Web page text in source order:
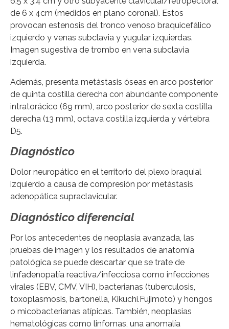
de 6 x 4cm (medidos en plano coronal). Estos
provocan estenosis del tronco venoso braquicefálico
izquierdo y venas subclavia y yugular izquierdas.
Imagen sugestiva de trombo en vena subclavia
izquierda.
Además, presenta metástasis óseas en arco posterior
de quinta costilla derecha con abundante componente
intratorácico (69 mm), arco posterior de sexta costilla
derecha (13 mm), octava costilla izquierda y vértebra
D5.
Diagnóstico
Dolor neuropático en el territorio del plexo braquial
izquierdo a causa de compresión por metástasis
adenopática supraclavicular.
Diagnóstico diferencial
Por los antecedentes de neoplasia avanzada, las
pruebas de imagen y los resultados de anatomía
patológica se puede descartar que se trate de
linfadenopatía reactiva/infecciosa como infecciones
virales (EBV, CMV, VIH), bacterianas (tuberculosis,
toxoplasmosis, bartonella, Kikuchi.Fujimoto) y hongos
o micobacterianas atípicas. También, neoplasias
hematológicas como linfomas, una anomalía